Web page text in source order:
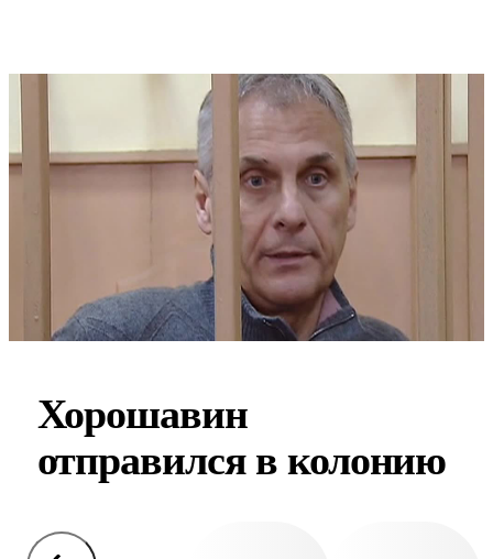
Хорошавин
отправился в колонию